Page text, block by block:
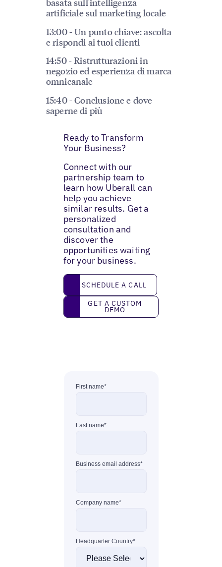
artificiale sul marketing locale
13:00 - Un punto chiave: ascolta
e rispondi ai tuoi clienti
14:50 - Ristrutturazioni in
negozio ed esperienza di marca
omnicanale
15:40 - Conclusione e dove
saperne di più
Ready to Transform
Your Business?
Connect with our
partnership team to
learn how Uberall can
help you achieve
similar results. Get a
personalized
consultation and
discover the
opportunities waiting
for your business.
Schedule a call
SCHEDULE A CALL
Get a custom demo
GET A CUSTOM
DEMO